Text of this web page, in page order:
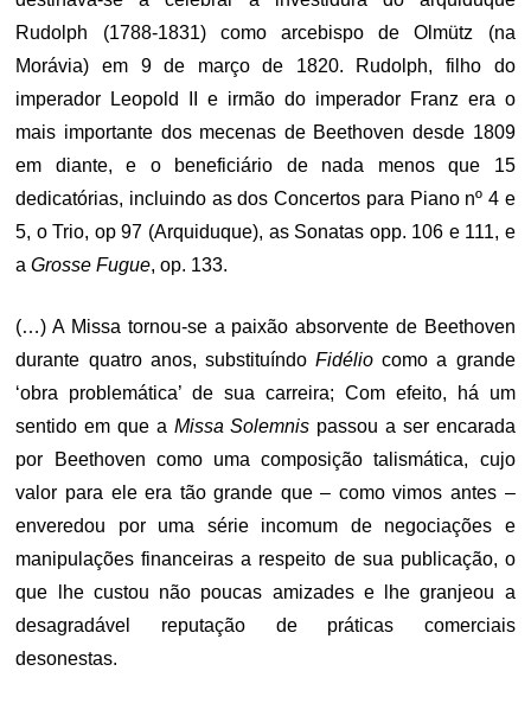
Rudolph (1788-1831) como arcebispo de Olmütz (na
Morávia) em 9 de março de 1820. Rudolph, filho do
imperador Leopold II e irmão do imperador Franz era o
mais importante dos mecenas de Beethoven desde 1809
em diante, e o beneficiário de nada menos que 15
dedicatórias, incluindo as dos Concertos para Piano nº 4 e
5, o Trio, op 97 (Arquiduque), as Sonatas opp. 106 e 111, e
aGrosse Fugue, op. 133.
(…) A Missa tornou-se a paixão absorvente de Beethoven
durante quatro anos, substituíndoFidélio como a grande
‘obra problemática’ de sua carreira; Com efeito, há um
sentido em que a Missa Solemnis passou a ser encarada
por Beethoven como uma composição talismática, cujo
valor para ele era tão grande que – como vimos antes –
enveredou por uma série incomum de negociações e
manipulações financeiras a respeito de sua publicação, o
que lhe custou não poucas amizades e lhe granjeou a
desagradável reputação de práticas comerciais
desonestas.